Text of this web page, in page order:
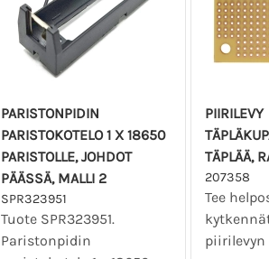
PARISTONPIDIN
PARISTOKOTELO 1 X 18650
PARISTOLLE, JOHDOT
PÄÄSSÄ, MALLI 2
SPR323951
Tuote SPR323951.
Paristonpidin
PIIRILEVY
TÄPLÄÄ,
207358
Tee
piirilevyn